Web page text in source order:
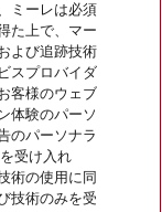
ミーレは必須
た上で、マー
よび追跡技術
スプロバイダ
客様のウェブ
体験のパーソ
のパーソナラ
受け入れ
術の使用に同
技術のみを受